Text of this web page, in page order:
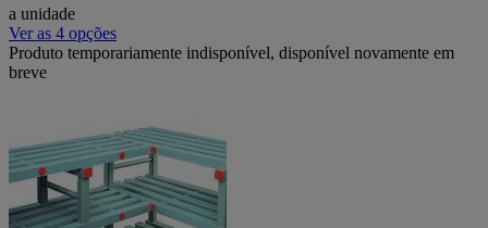
a unidade
Ver as 4 opções
Produto temporariamente indisponível, disponível novamente em
breve